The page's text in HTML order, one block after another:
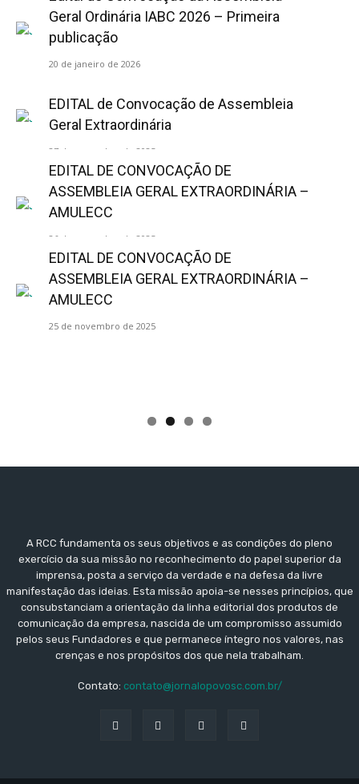
Geral Ordinária IABC 2026 – Primeira
publicação
20 de janeiro de 2026
EDITAL de Convocação de Assembleia
Geral Extraordinária
27 de novembro de 2025
EDITAL DE CONVOCAÇÃO DE
ASSEMBLEIA GERAL EXTRAORDINÁRIA –
AMULECC
26 de novembro de 2025
EDITAL DE CONVOCAÇÃO DE
ASSEMBLEIA GERAL EXTRAORDINÁRIA –
AMULECC
25 de novembro de 2025
A RCC fundamenta os seus objetivos e as condições do pleno
exercício da sua missão no reconhecimento do papel superior da
imprensa, posta a serviço da verdade e na defesa da livre
manifestação das ideias. Esta missão apoia-se nesses princípios, que
consubstanciam a orientação da linha editorial dos produtos de
comunicação da empresa, nascida de um compromisso assumido
pelos seus Fundadores e que permanece íntegro nos valores, nas
crenças e nos propósitos dos que nela trabalham.
Contato: contato@jornalopovosc.com.br/